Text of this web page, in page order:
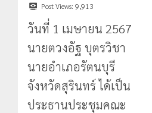
Post Views: 9,913
วันที่ 1 เมษายน 2567
นายตวงอัฐ บุตรวิชา
นายอำเภอรัตนบุรี
จังหวัดสุรินทร์ ได้เป็น
ประธานประชุมคณะ